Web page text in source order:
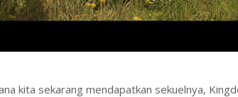
kita sekarang mendapatkan sekuelnya,